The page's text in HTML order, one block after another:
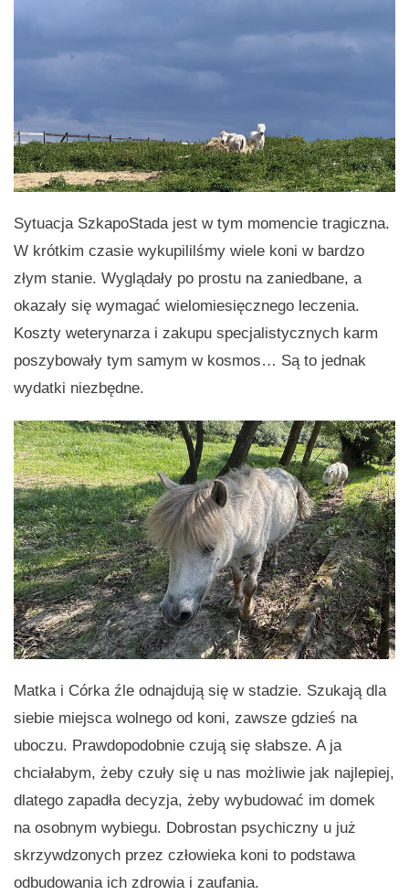
Sytuacja SzkapoStada jest w tym momencie tragiczna.
W krótkim czasie wykupililśmy wiele koni w bardzo
złym stanie. Wyglądały po prostu na zaniedbane, a
okazały się wymagać wielomiesięcznego leczenia.
Koszty weterynarza i zakupu specjalistycznych karm
poszybowały tym samym w kosmos… Są to jednak
wydatki niezbędne.
Matka i Córka źle odnajdują się w stadzie. Szukają dla
siebie miejsca wolnego od koni, zawsze gdzieś na
uboczu. Prawdopodobnie czują się słabsze. A ja
chciałabym, żeby czuły się u nas możliwie jak najlepiej,
dlatego zapadła decyzja, żeby wybudować im domek
na osobnym wybiegu. Dobrostan psychiczny u już
skrzywdzonych przez człowieka koni to podstawa
odbudowania ich zdrowia i zaufania.